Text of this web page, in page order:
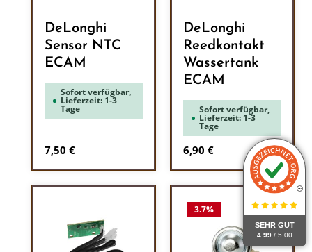
SEHR GUT
4.99 / 5.00
DeLonghi
Sensor NTC
ECAM
Sofort verfügbar,
Lieferzeit: 1-3
Tage
Regulärer Preis:
7,50 €
DeLonghi
Reedkontakt
Wassertank
ECAM
Sofort verfügbar,
Lieferzeit: 1-3
Tage
Regulärer Preis:
6,90 €
3.7%